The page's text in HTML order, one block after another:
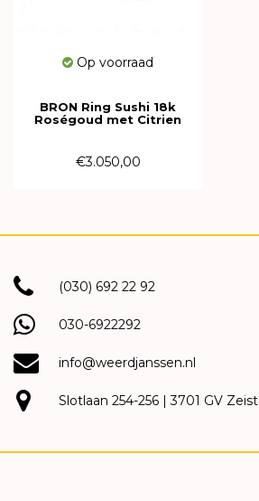
Op voorraad
BRON Ring Sushi 18k
Roségoud met Citrien
€3.050,00
(030) 692 22 92
030-6922292
info@weerdjanssen.nl
Slotlaan 254-256 | 3701 GV Zeist